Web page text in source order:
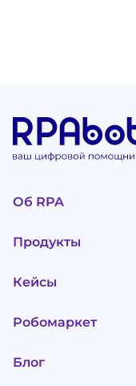
Об RPA
Продукты
Кейсы
Робомаркет
Блог